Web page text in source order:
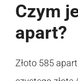
Czym
apart?
Złoto 585